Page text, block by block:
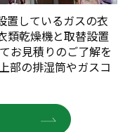
置しているガスの衣
類乾燥機と取替設置
お見積りのご了解を
部の排湿筒やガスコ